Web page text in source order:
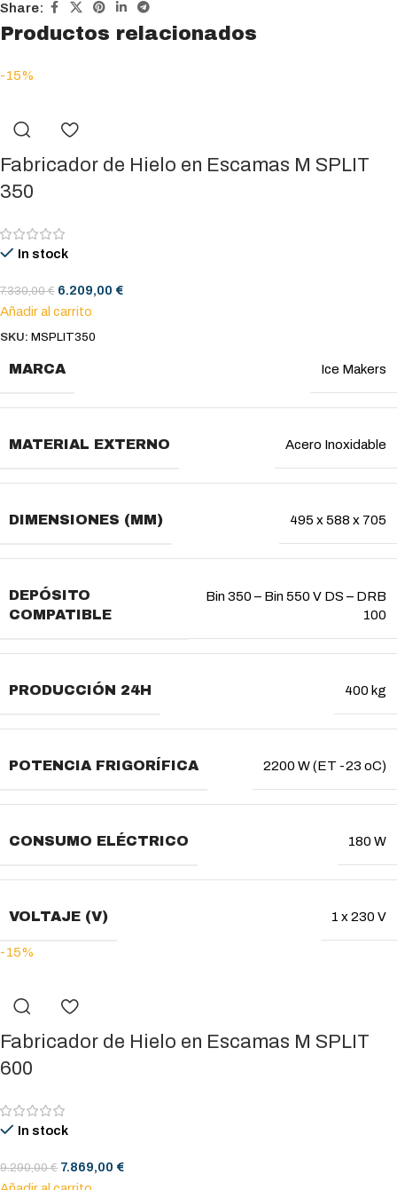
Share:
Productos relacionados
-15%
Fabricador de Hielo en Escamas M SPLIT
350
In stock
7.330,00€ 6.209,00 €
Añadir al carrito
SKU: MSPLIT350
MARCA Ice Makers
MATERIAL EXTERNO Acero Inoxidable
DIMENSIONES (MM) 495 x 588 x 705
DEPÓSITO
COMPATIBLE
Bin 350 – Bin 550 V DS – DRB
100
PRODUCCIÓN 24H 400 kg
POTENCIA FRIGORÍFICA 2200 W (ET -23 oC)
CONSUMO ELÉCTRICO 180 W
VOLTAJE (V) 1 x 230 V
-15%
Fabricador de Hielo en Escamas M SPLIT
600
In stock
9.290,00€ 7.869,00 €